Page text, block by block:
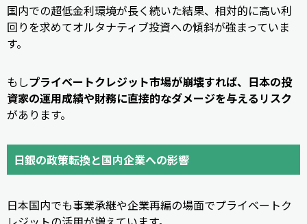
国内での超低金利環境が長く続いた結果、相対的に高い利
回りを求めてオルタナティブ投資への傾斜が強まっていま
す。
もしプライベートクレジット市場が崩壊すれば、日本の投
資家の運用成績や財務に直接的なダメージを与えるリスク
があります。
日銀の政策転換と国内企業への影響
日本国内でも事業承継や企業再編の場面でプライベートク